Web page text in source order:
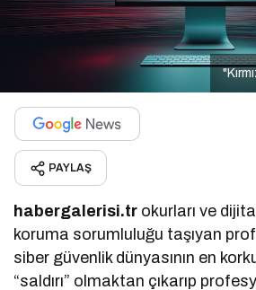
PAYLAŞ
habergalerisi.tr okurları ve
koruma sorumluluğu taşıyan
siber güvenlik dünyasının en
“saldırı” olmaktan çıkarıp